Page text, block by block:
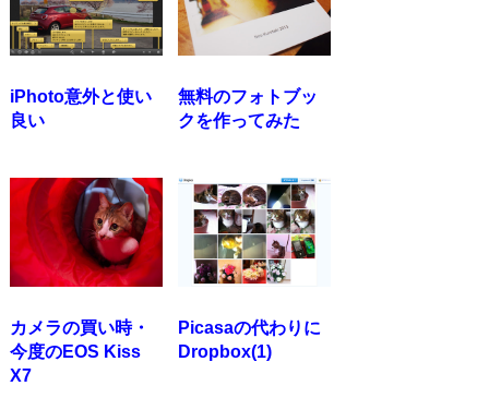
iPhoto意外と使い
良い
無料のフォトブッ
クを作ってみた
カメラの買い時・
今度のEOS Kiss
X7
Picasaの代わりに
Dropbox(1)